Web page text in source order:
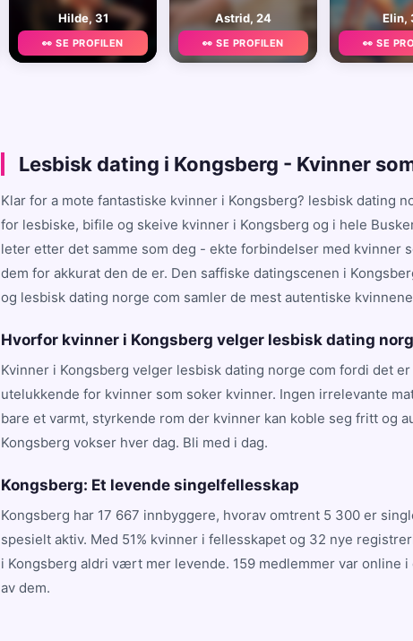
Hilde, 31
👀 SE PROFILEN
Astrid, 24
👀 SE PROFILEN
Elin,
👀 SE
Lesbisk dating i Kongsberg - Kvinner
Klar for a mote fantastiske kvinner i Kongsberg? lesbisk dating
for lesbiske, bifile og skeive kvinner i Kongsberg og i hele
leter etter det samme som deg - ekte forbindelser med kvinner
dem for akkurat den de er. Den saffiske datingscenen i
og lesbisk dating norge com samler de mest autentiske
Hvorfor kvinner i Kongsberg velger lesbisk dating
Kvinner i Kongsberg velger lesbisk dating norge com fordi det
utelukkende for kvinner som soker kvinner. Ingen irrelevante
bare et varmt, styrkende rom der kvinner kan koble seg fritt og
Kongsberg vokser hver dag. Bli med i dag.
Kongsberg: Et levende singelfellesskap
Kongsberg har 17 667 innbyggere, hvorav omtrent 5 300 er
spesielt aktiv. Med 51% kvinner i fellesskapet og 32 nye
i Kongsberg aldri vært mer levende. 159 medlemmer var online
av dem.